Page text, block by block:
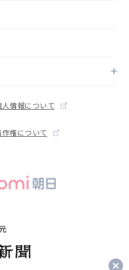
人情報について
作権について